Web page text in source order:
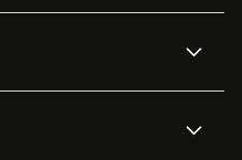
지식창고
이벤트 & 웨비나